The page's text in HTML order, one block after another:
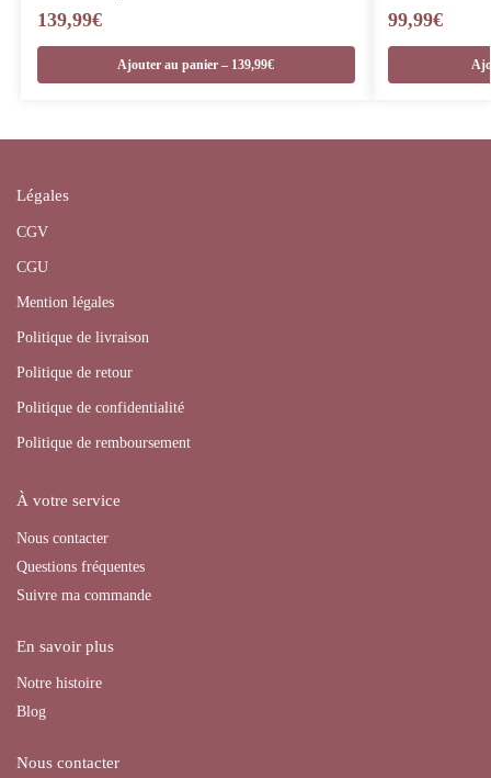
139,99€
Ajouter au panier – 139,99€
99,99€
Légales
CGV
CGU
Mention légales
Politique de livraison
Politique de retour
Politique de confidentialité
Politique de remboursement
À votre service
Nous contacter
Questions fréquentes
Suivre ma commande
En savoir plus
Notre histoire
Blog
Nous contacter